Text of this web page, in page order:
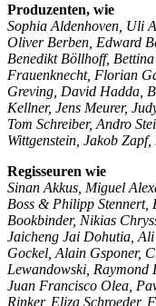
Produzenten, wie
Sophia Aldenhoven, Uli
Oliver Berben, Edward
Benedikt Böllhoff,
Frauenknecht, Florian
Greving, David Hadda,
Kellner, Jens Meurer,
Tom Schreiber, Andro
Wittgenstein, Jakob Zapf,
Regisseuren wie
Sinan Akkus, Miguel
Boss & Philipp Stennert,
Bookbinder, Nikias
Jaicheng Jai Dohutia, Ali
Gockel, Alain Gsponer,
Lewandowski, Raymond
Juan Francisco Olea,
Rinker, Eliza Schroeder,